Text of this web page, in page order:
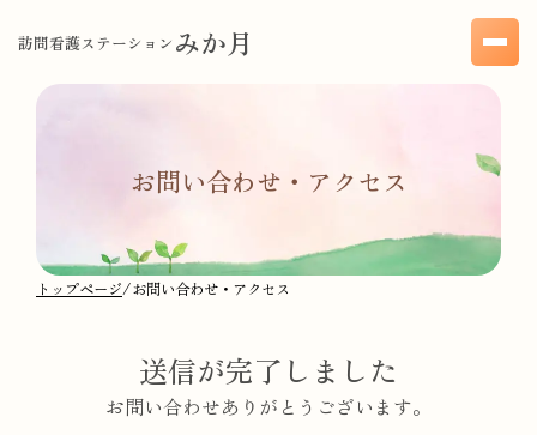
訪問看護ステーション みか月
お問い合わせ・アクセス
トップページ/お問い合わせ・アクセス
送信が完了しました
お問い合わせありがとうございます。